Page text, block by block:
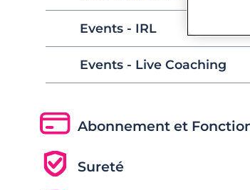
Events - IRL
Events - Live Coaching
Abonnement et
Sureté